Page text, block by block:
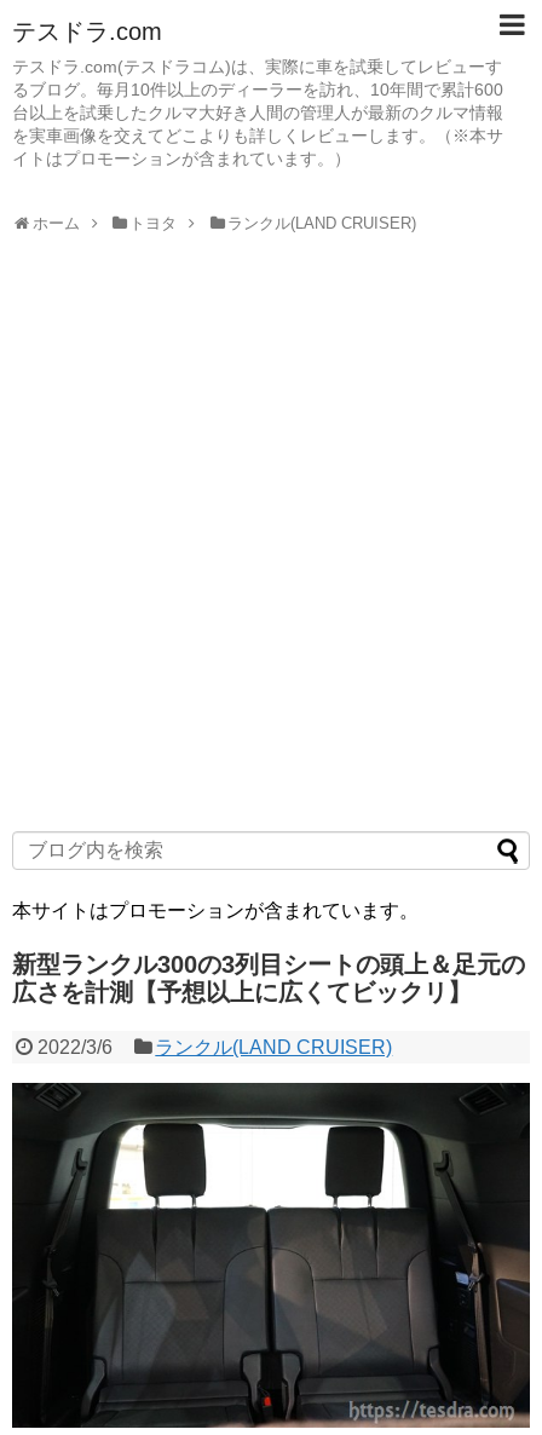
テスドラ.com
テスドラ.com(テスドラコム)は、実際に車を試乗してレビューす
るブログ。毎月10件以上のディーラーを訪れ、10年間で累計600
台以上を試乗したクルマ大好き人間の管理人が最新のクルマ情報
を実車画像を交えてどこよりも詳しくレビューします。（※本サ
イトはプロモーションが含まれています。）
ホーム トヨタ ランクル(LAND CRUISER)
本サイトはプロモーションが含まれています。
新型ランクル300の3列目シートの頭上＆足元の
広さを計測【予想以上に広くてビックリ】
2022/3/6 ランクル(LAND CRUISER)